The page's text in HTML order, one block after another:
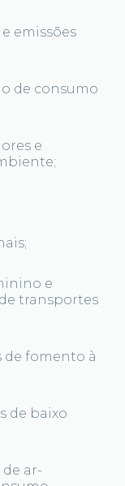
emissões
de consumo
e
e
transportes
de fomento à
de baixo
ar-